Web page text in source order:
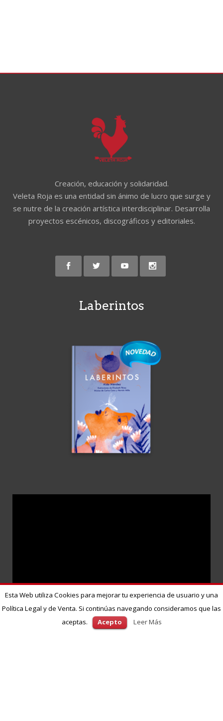
Creación, educación y solidaridad.
Veleta Roja es una entidad sin ánimo de lucro que surge y
se nutre de la creación artística interdisciplinar. Desarrolla
proyectos escénicos, discográficos y editoriales.
Laberintos
Esta Web utiliza Cookies para mejorar tu experiencia de usuario y una
Política Legal y de Venta. Si continúas navegando consideramos que las
aceptas.
Acepto Leer Más